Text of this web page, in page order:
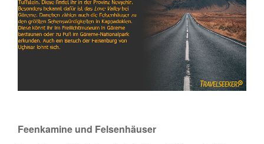
Feenkamine und Felsenhäuser